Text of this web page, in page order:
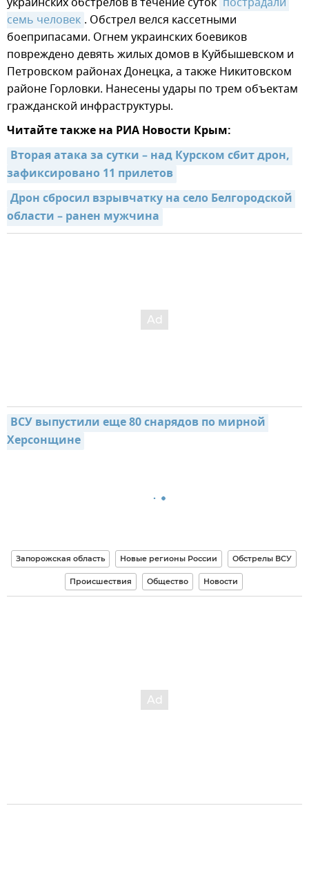
семь человек . Обстрел велся кассетными
боеприпасами. Огнем украинских боевиков
повреждено девять жилых домов в Куйбышевском и
Петровском районах Донецка, а также Никитовском
районе Горловки. Нанесены удары по трем объектам
гражданской инфраструктуры.
Читайте также на РИА Новости Крым:
Вторая атака за сутки – над Курском сбит дрон,
зафиксировано 11 прилетов
Дрон сбросил взрывчатку на село Белгородской
области – ранен мужчина
ВСУ выпустили еще 80 снарядов по мирной
Херсонщине
Запорожская область Новые регионы России Обстрелы ВСУ
Происшествия Общество Новости